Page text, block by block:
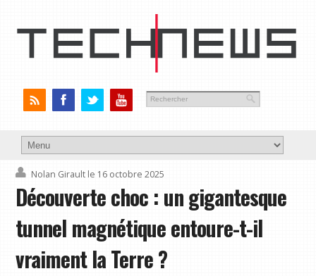
Nolan Girault le 16 octobre 2025
Découverte choc : un gigantesque
tunnel magnétique entoure-t-il
vraiment la Terre ?